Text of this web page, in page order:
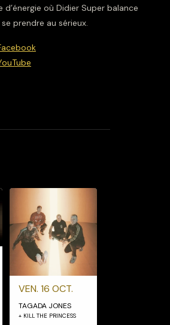
d’énergie où Didier Super balance
prendre au sérieux.
VEN. 16 OCT.
TAGADA JONES
+ KILL THE PRINCESS